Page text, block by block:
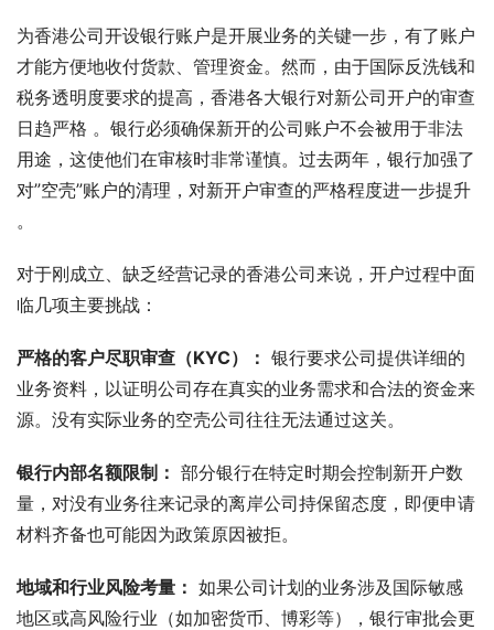
为香港公司开设银行账户是开展业务的关键一步，有了账户
才能方便地收付货款、管理资金。然而，由于国际反洗钱和
税务透明度要求的提高，香港各大银行对新公司开户的审查
日趋严格 。银行必须确保新开的公司账户不会被用于非法
用途，这使他们在审核时非常谨慎。过去两年，银行加强了
对”空壳”账户的清理，对新开户审查的严格程度进一步提升
。
对于刚成立、缺乏经营记录的香港公司来说，开户过程中面
临几项主要挑战：
严格的客户尽职审查（KYC）： 银行要求公司提供详细的
业务资料，以证明公司存在真实的业务需求和合法的资金来
源。没有实际业务的空壳公司往往无法通过这关。
银行内部名额限制： 部分银行在特定时期会控制新开户数
量，对没有业务往来记录的离岸公司持保留态度，即便申请
材料齐备也可能因为政策原因被拒。
地域和行业风险考量： 如果公司计划的业务涉及国际敏感
地区或高风险行业（如加密货币、博彩等），银行审批会更